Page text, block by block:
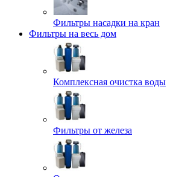
Фильтры насадки на кран
Фильтры на весь дом
Комплексная очистка воды
Фильтры от железа